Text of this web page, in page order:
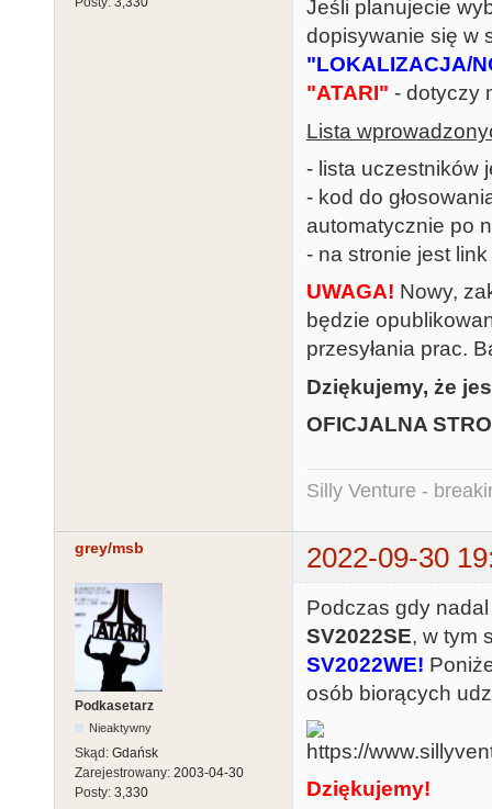
Jeśli planujecie
dopisywanie się w
"LOKALIZACJA/
"ATARI" - dotyczy
Lista
- lista uczestników
- kod do
automatycznie po
- na stronie jest
UWAGA! Nowy,
będzie
przesyłania prac.
Dziękujemy, że
OFICJALNA
Silly Venture -
grey/msb 2022-09-30
Podkasetarz
Nieaktywny
Skąd: Gdańsk
Zarejestrowany: 2003-04-30
Posty: 3,330
Podczas gdy
SV2022SE, w tym
SV2022WE!
osób biorących
Dziękujemy!